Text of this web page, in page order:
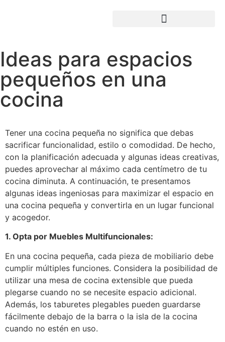
Ideas para espacios
pequeños en una
cocina
Tener una cocina pequeña no significa que debas
sacrificar funcionalidad, estilo o comodidad. De hecho,
con la planificación adecuada y algunas ideas creativas,
puedes aprovechar al máximo cada centímetro de tu
cocina diminuta. A continuación, te presentamos
algunas ideas ingeniosas para maximizar el espacio en
una cocina pequeña y convertirla en un lugar funcional
y acogedor.
1. Opta por Muebles Multifuncionales:
En una cocina pequeña, cada pieza de mobiliario debe
cumplir múltiples funciones. Considera la posibilidad de
utilizar una mesa de cocina extensible que pueda
plegarse cuando no se necesite espacio adicional.
Además, los taburetes plegables pueden guardarse
fácilmente debajo de la barra o la isla de la cocina
cuando no estén en uso.